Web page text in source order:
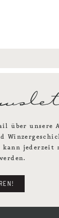
über unsere
jederzeit